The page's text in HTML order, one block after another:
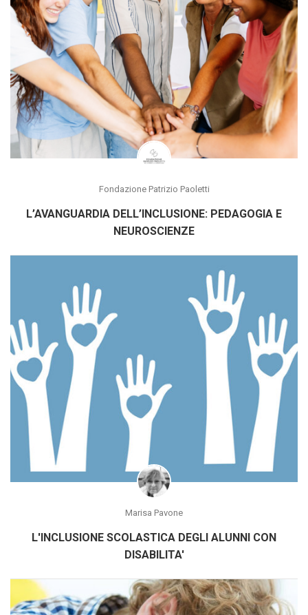
Fondazione Patrizio Paoletti
L’AVANGUARDIA DELL’INCLUSIONE: PEDAGOGIA E
NEUROSCIENZE
Marisa Pavone
L'INCLUSIONE SCOLASTICA DEGLI ALUNNI CON
DISABILITA'